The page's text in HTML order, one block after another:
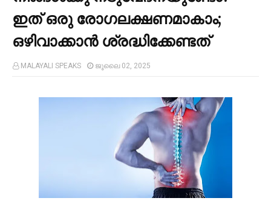
ഇത് ഒരു രോഗലക്ഷണമാകാം;
ഒഴിവാക്കാന്‍ ശ്രദ്ധിക്കേണ്ടത്‌
MALAYALI SPEAKS ജൂലൈ 02, 2025